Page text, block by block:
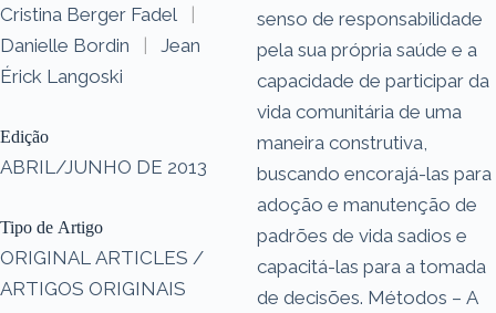
Cristina Berger Fadel
|
Danielle Bordin
|
Jean
Érick Langoski
Edição
ABRIL/JUNHO DE 2013
Tipo de Artigo
ORIGINAL ARTICLES /
ARTIGOS ORIGINAIS
senso de responsabilidade
pela sua própria saúde e a
capacidade de participar da
vida comunitária de uma
maneira construtiva,
buscando encorajá-las para
adoção e manutenção de
padrões de vida sadios e
capacitá-las para a tomada
de decisões. Métodos – A